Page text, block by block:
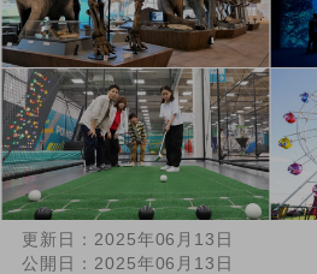
更新日： 2025年06月13日
公開日： 2025年06月13日